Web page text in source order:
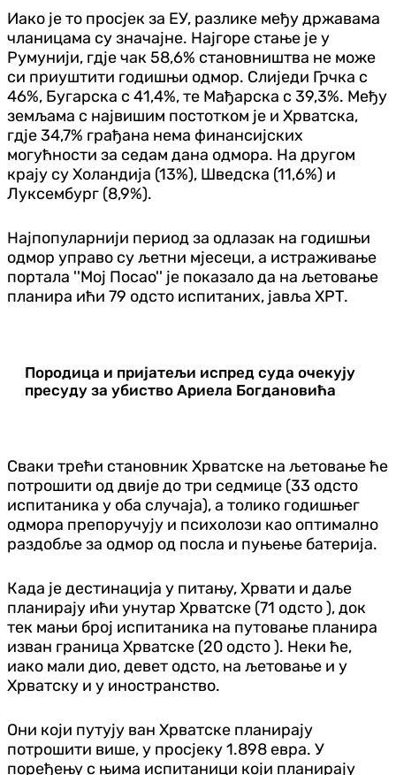
Иако је то просјек за ЕУ, разлике међу државама
чланицама су значајне. Најгоре стање је у
Румунији, гдје чак 58,6% становништва не може
си приуштити годишњи одмор. Слиједи Грчка с
46%, Бугарска с 41,4%, те Мађарска с 39,3%. Међу
земљама с највишим постотком је и Хрватска,
гдје 34,7% грађана нема финансијских
могућности за седам дана одмора. На другом
крају су Холандија (13%), Шведска (11,6%) и
Луксембург (8,9%).
Најпопуларнији период за одлазак на годишњи
одмор управо су љетни мјесеци, а истраживање
портала ''Мој Посао'' је показало да на љетовање
планира ићи 79 одсто испитаних, јавља ХРТ.
Породица и пријатељи испред суда очекују
пресуду за убиство Ариела Богдановића
Сваки трећи становник Хрватске на љетовање ће
потрошити од двије до три седмице (33 одсто
испитаника у оба случаја), а толико годишњег
одмора препоручују и психолози као оптимално
раздобље за одмор од посла и пуњење батерија.
Када је дестинација у питању, Хрвати и даље
планирају ићи унутар Хрватске (71 одсто ), док
тек мањи број испитаника на путовање планира
изван граница Хрватске (20 одсто ). Неки ће,
иако мали дио, девет одсто, на љетовање и у
Хрватску и у иностранство.
Они који путују ван Хрватске планирају
потрошити више, у просјеку 1.898 евра. У
поређењу с њима испитаници који планирају